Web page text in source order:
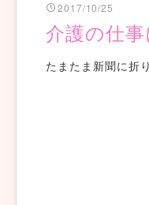
2017/10/25
介護の仕
たまたま新聞に折